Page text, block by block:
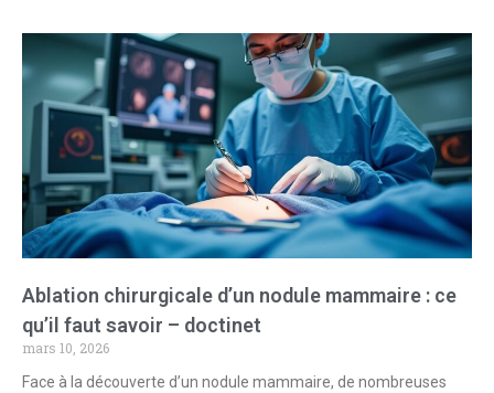
Ablation chirurgicale d’un nodule mammaire : ce
qu’il faut savoir – doctinet
mars 10, 2026
Face à la découverte d’un nodule mammaire, de nombreuses